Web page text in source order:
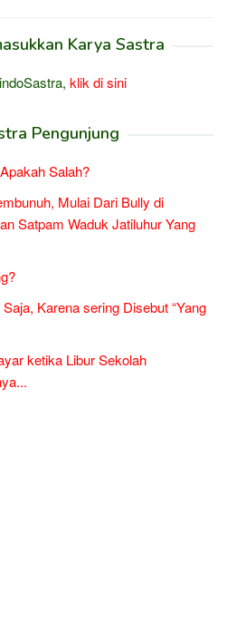
Karya Sastra
klik di sini
Pengunjung
Salah?
Mulai Dari Bully di
Satpam Waduk Jatiluhur Yang
Karena sering Disebut “Yang
ketika Libur Sekolah